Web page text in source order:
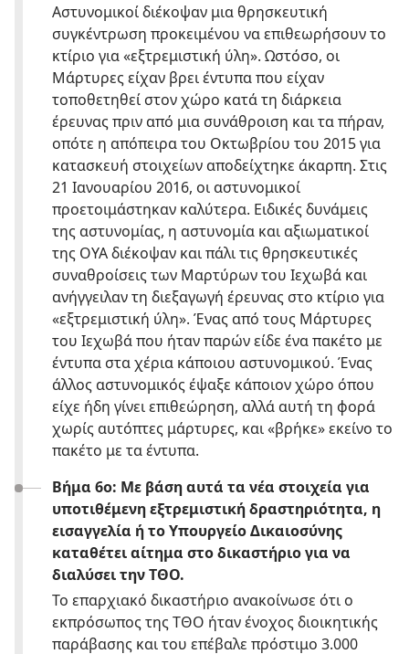
Αστυνομικοί διέκοψαν μια θρησκευτική
συγκέντρωση προκειμένου να επιθεωρήσουν το
κτίριο για «εξτρεμιστική ύλη». Ωστόσο, οι
Μάρτυρες είχαν βρει έντυπα που είχαν
τοποθετηθεί στον χώρο κατά τη διάρκεια
έρευνας πριν από μια συνάθροιση και τα πήραν,
οπότε η απόπειρα του Οκτωβρίου του 2015 για
κατασκευή στοιχείων αποδείχτηκε άκαρπη. Στις
21 Ιανουαρίου 2016, οι αστυνομικοί
προετοιμάστηκαν καλύτερα. Ειδικές δυνάμεις
της αστυνομίας, η αστυνομία και αξιωματικοί
της ΟΥΑ διέκοψαν και πάλι τις θρησκευτικές
συναθροίσεις των Μαρτύρων του Ιεχωβά και
ανήγγειλαν τη διεξαγωγή έρευνας στο κτίριο για
«εξτρεμιστική ύλη». Ένας από τους Μάρτυρες
του Ιεχωβά που ήταν παρών είδε ένα πακέτο με
έντυπα στα χέρια κάποιου αστυνομικού. Ένας
άλλος αστυνομικός έψαξε κάποιον χώρο όπου
είχε ήδη γίνει επιθεώρηση, αλλά αυτή τη φορά
χωρίς αυτόπτες μάρτυρες, και «βρήκε» εκείνο το
πακέτο με τα έντυπα.
Βήμα 6ο: Με βάση αυτά τα νέα στοιχεία για
υποτιθέμενη εξτρεμιστική δραστηριότητα, η
εισαγγελία ή το Υπουργείο Δικαιοσύνης
καταθέτει αίτημα στο δικαστήριο για να
διαλύσει την ΤΘΟ.
Το επαρχιακό δικαστήριο ανακοίνωσε ότι ο
εκπρόσωπος της ΤΘΟ ήταν ένοχος διοικητικής
παράβασης και του επέβαλε πρόστιμο 3.000